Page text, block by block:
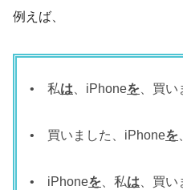
例えば、
• 私は 、iPhoneを 、買い
• 買いました、iPhoneを
• iPhoneを 、私は 、買い